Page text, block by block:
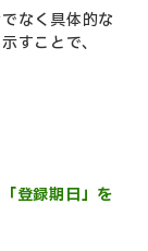
なく具体的な
すことで、
「登録期日」を